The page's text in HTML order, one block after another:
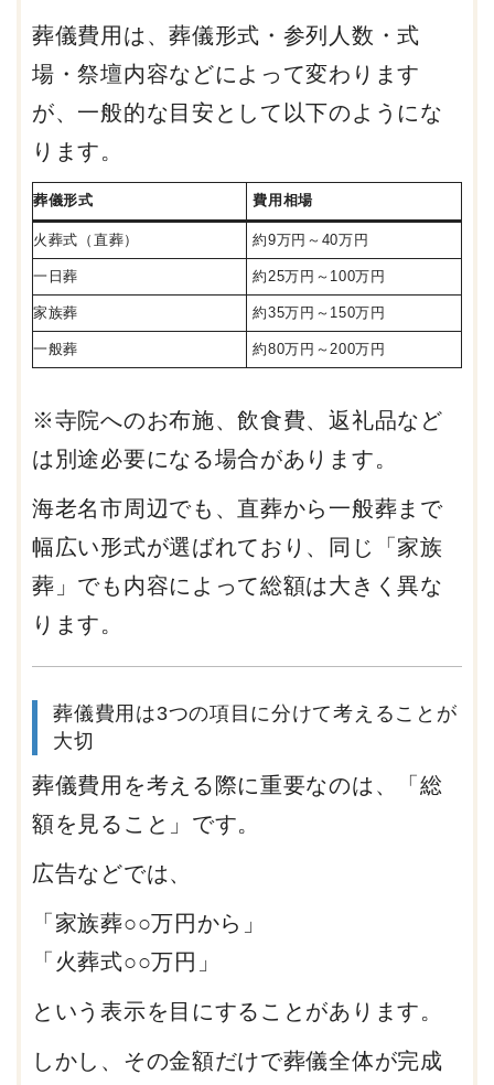
葬儀費用は、葬儀形式・参列人数・式
場・祭壇内容などによって変わります
が、一般的な目安として以下のようにな
ります。
葬儀形式 費用相場
火葬式（直葬） 約9万円～40万円
一日葬 約25万円～100万円
家族葬 約35万円～150万円
一般葬 約80万円～200万円
※寺院へのお布施、飲食費、返礼品など
は別途必要になる場合があります。
海老名市周辺でも、直葬から一般葬まで
幅広い形式が選ばれており、同じ「家族
葬」でも内容によって総額は大きく異な
ります。
葬儀費用は3つの項目に分けて考えることが
大切
葬儀費用を考える際に重要なのは、「総
額を見ること」です。
広告などでは、
「家族葬○○万円から」
「火葬式○○万円」
という表示を目にすることがあります。
しかし、その金額だけで葬儀全体が完成